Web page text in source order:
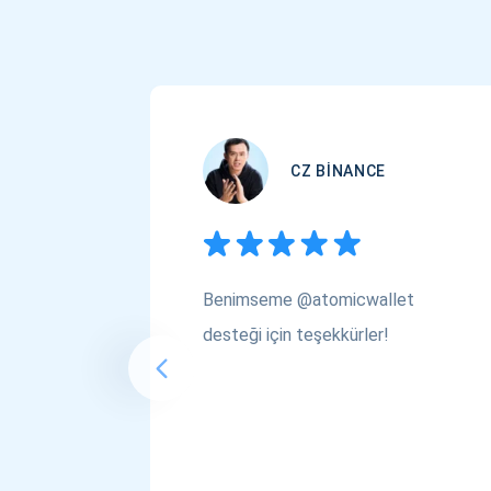
CZ BINANCE
Benimseme @atomicwallet
desteği için teşekkürler!